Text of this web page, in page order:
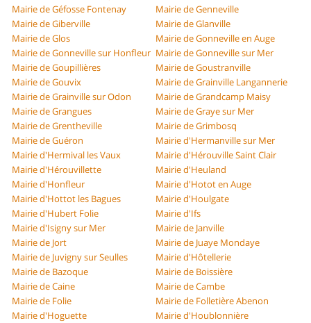
Mairie de Géfosse Fontenay
Mairie de Genneville
Mairie de Giberville
Mairie de Glanville
Mairie de Glos
Mairie de Gonneville en Auge
Mairie de Gonneville sur Honfleur Mairie de Gonneville sur Mer
Mairie de Goupillières
Mairie de Goustranville
Mairie de Gouvix
Mairie de Grainville Langannerie
Mairie de Grainville sur Odon
Mairie de Grandcamp Maisy
Mairie de Grangues
Mairie de Graye sur Mer
Mairie de Grentheville
Mairie de Grimbosq
Mairie de Guéron
Mairie d'Hermanville sur Mer
Mairie d'Hermival les Vaux
Mairie d'Hérouville Saint Clair
Mairie d'Hérouvillette
Mairie d'Heuland
Mairie d'Honfleur
Mairie d'Hotot en Auge
Mairie d'Hottot les Bagues
Mairie d'Houlgate
Mairie d'Hubert Folie
Mairie d'Ifs
Mairie d'Isigny sur Mer
Mairie de Janville
Mairie de Jort
Mairie de Juaye Mondaye
Mairie de Juvigny sur Seulles
Mairie d'Hôtellerie
Mairie de Bazoque
Mairie de Boissière
Mairie de Caine
Mairie de Cambe
Mairie de Folie
Mairie de Folletière Abenon
Mairie d'Hoguette
Mairie d'Houblonnière